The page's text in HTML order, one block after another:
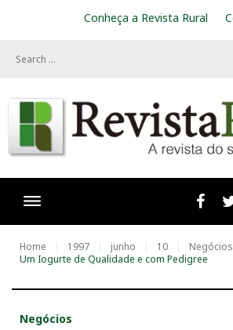
Conheça a Revista Rural
Home 1997 junho 10
Negócios
Um Iogurte de Qualidade e com Pedigree
Negócios